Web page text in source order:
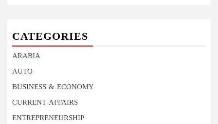
CATEGORIES
ARABIA
AUTO
BUSINESS & ECONOMY
CURRENT AFFAIRS
ENTREPRENEURSHIP